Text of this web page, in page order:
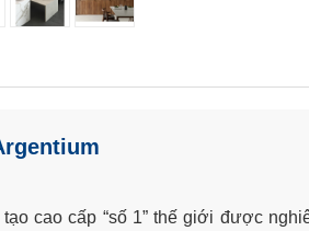
tạo cao cấp “số 1” thế giới được